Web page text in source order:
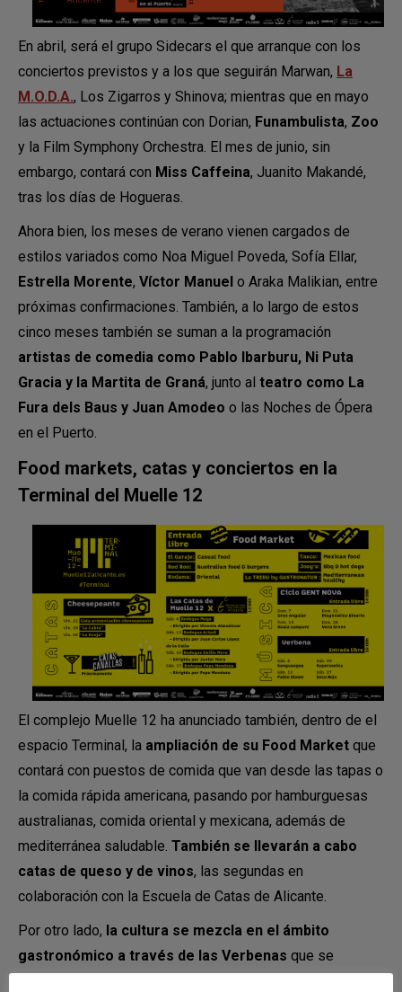
En abril, será el grupo Sidecars el que arranque con los
conciertos previstos y a los que seguirán Marwan, La
M.O.D.A., Los Zigarros y Shinova; mientras que en mayo
las actuaciones continúan con Dorian, Funambulista, Zoo
y la Film Symphony Orchestra. El mes de junio, sin
embargo, contará con Miss Caffeina, Juanito Makandé,
tras los días de Hogueras.
Ahora bien, los meses de verano vienen cargados de
estilos variados como Noa Miguel Poveda, Sofía Ellar,
Estrella Morente, Víctor Manuel o Araka Malikian, entre
próximas confirmaciones. También, a lo largo de estos
cinco meses también se suman a la programación
artistas de comedia como Pablo Ibarburu, Ni Puta
Gracia y la Martita de Graná, junto al teatro como La
Fura dels Baus y Juan Amodeo o las Noches de Ópera
en el Puerto.
Food markets, catas y conciertos en la
Terminal del Muelle 12
El complejo Muelle 12 ha anunciado también, dentro de el
espacio Terminal, la ampliación de su Food Market que
contará con puestos de comida que van desde las tapas o
la comida rápida americana, pasando por hamburguesas
australianas, comida oriental y mexicana, además de
mediterránea saludable. También se llevarán a cabo
catas de queso y de vinos, las segundas en
colaboración con la Escuela de Catas de Alicante.
Por otro lado, la cultura se mezcla en el ámbito
gastronómico a través de las Verbenas que se